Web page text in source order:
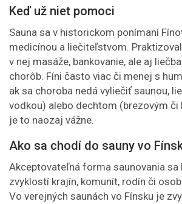
Keď už niet pomoci
Sauna sa v historickom ponímaní
medicínou a liečiteľstvom.
v nej masáže, bankovanie, ale aj
chorôb. Fíni často viac či menej s
ak sa choroba nedá vyliečiť saunou,
vodkou) alebo dechtom (brezovým či
je to naozaj vážne.
Ako sa chodí do sauny vo
Akceptovateľná forma saunovania sa
zvyklostí krajín, komunít, rodín či
Vo verejných saunách vo Fínsku je